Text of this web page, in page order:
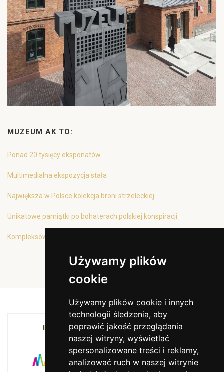
Używamy plików
cookie
Używamy plików cookie i innych
technologii śledzenia, aby
poprawić jakość przeglądania
naszej witryny, wyświetlać
spersonalizowane treści i reklamy,
analizować ruch w naszej witrynie
MUZEUM AK TO:
Ponad 20 tysięcy eksponatów
Multimedialna ekspozycja stała
Największa w Polsce kolekcja broni strzeleckiej
Unikatowe pamiątki po bohaterach polskiej konspiracji
Kompleksowa oferta edukacyjna
INSTYTUCJA KULTURY MIASTA KRAKOWA I
WOJEWÓDZTWA MAŁOPOLSKIEGO